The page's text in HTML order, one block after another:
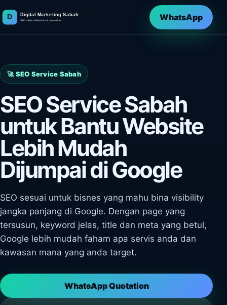
WhatsApp
🚀 SEO Service Sabah
SEO Service Sabah
untuk Bantu Website
Lebih Mudah
Dijumpai di Google
SEO sesuai untuk bisnes yang mahu bina visibility
jangka panjang di Google. Dengan page yang
tersusun, keyword jelas, title dan meta yang betul,
Google lebih mudah faham apa servis anda dan
kawasan mana yang anda target.
WhatsApp Quotation